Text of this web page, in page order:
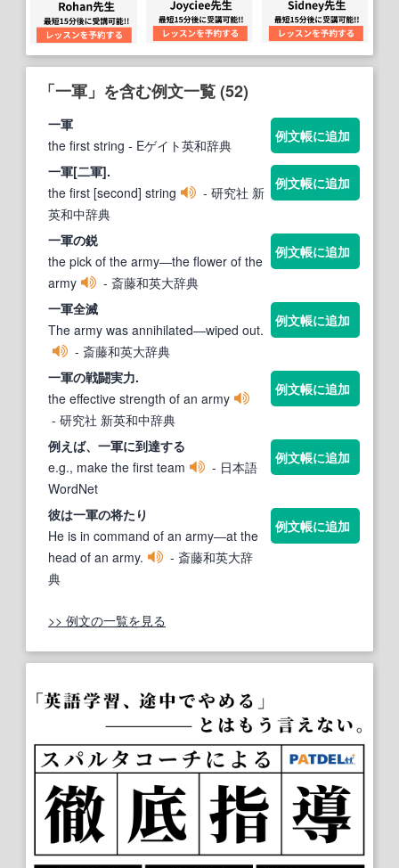
「一軍」を含む例文一覧 (52)
一軍
the first string - Eゲイト英和辞典
例文帳に追加
一軍[二軍].
the first [second] string
- 研究社 新
英和中辞典
例文帳に追加
一軍の鋭
the pick of the army―the flower of the
army
- 斎藤和英大辞典
例文帳に追加
一軍全滅
The army was annihilated―wiped out.
- 斎藤和英大辞典
例文帳に追加
一軍の戦闘実力.
the effective strength of an army
- 研究社 新英和中辞典
例文帳に追加
例えば、 一軍に到達する
e.g., make the first team
- 日本語
WordNet
例文帳に追加
彼は一軍の将たり
He is in command of an army―at the
head of an army.
- 斎藤和英大辞
典
例文帳に追加
>> 例文の一覧を見る